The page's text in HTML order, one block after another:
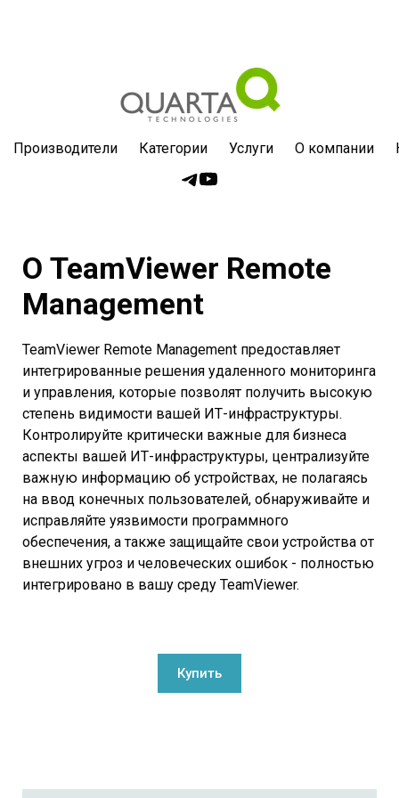
Производители Категории Услуги О компании
О TeamViewer Remote
Management
TeamViewer Remote Management предоставляет
интегрированные решения удаленного мониторинга
и управления, которые позволят получить высокую
степень видимости вашей ИТ-инфраструктуры.
Контролируйте критически важные для бизнеса
аспекты вашей ИТ-инфраструктуры, централизуйте
важную информацию об устройствах, не полагаясь
на ввод конечных пользователей, обнаруживайте и
исправляйте уязвимости программного
обеспечения, а также защищайте свои устройства от
внешних угроз и человеческих ошибок - полностью
интегрировано в вашу среду TeamViewer.
Купить